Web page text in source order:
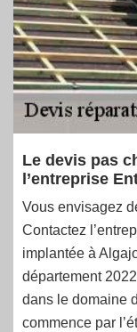
Le devis pas
l’entreprise
Vous envisagez
Contactez
implantée à
département
dans le domaine
commence par